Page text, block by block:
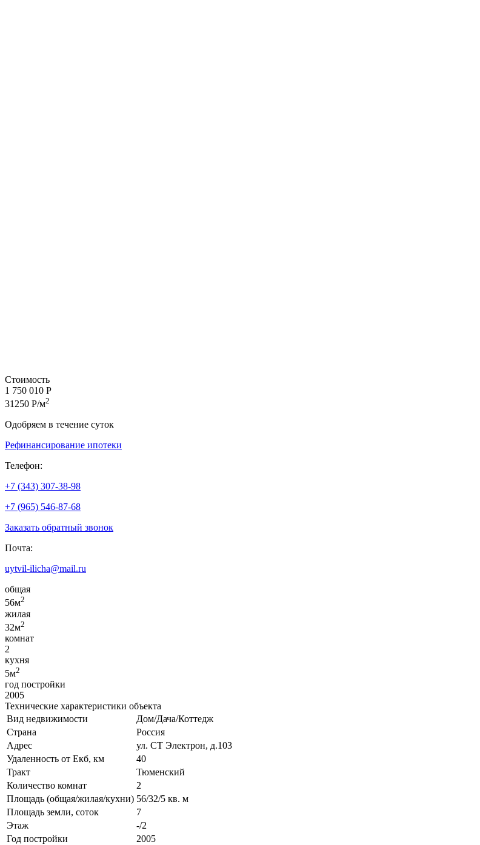
Стоимость
1 750 010 Р
31250 Р/м2
Одобряем в течение суток
Рефинансирование ипотеки
Телефон:
+7 (343) 307-38-98
+7 (965) 546-87-68
Заказать обратный звонок
Почта:
uytvil-ilicha@mail.ru
общая
56м2
жилая
32м2
комнат
2
кухня
5м2
год постройки
2005
Технические характеристики объекта
Вид недвижимости
Дом/Дача/Коттедж
Страна
Россия
Адрес
ул. СТ Электрон, д.103
Удаленность от Екб, км
40
Тракт
Тюменский
Количество комнат
2
Площадь (общая/жилая/кухни) 56/32/5 кв. м
Площадь земли, соток
7
Этаж
-/2
Год постройки
2005